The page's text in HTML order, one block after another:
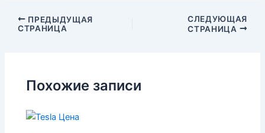
ПРЕДЫДУЩАЯ
СТРАНИЦА
СЛЕДУЮЩАЯ
СТРАНИЦА
Похожие записи